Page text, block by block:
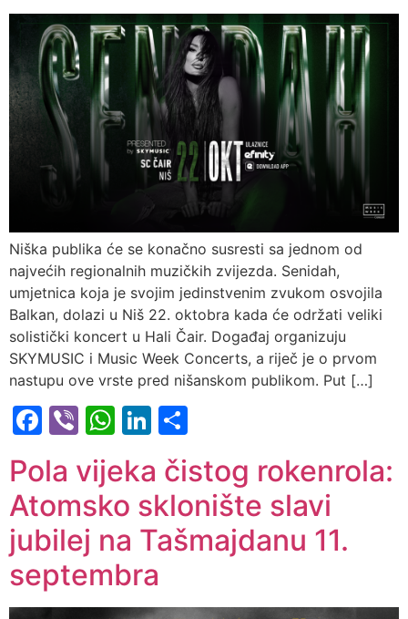
Niška publika će se konačno susresti sa jednom od
najvećih regionalnih muzičkih zvijezda. Senidah,
umjetnica koja je svojim jedinstvenim zvukom osvojila
Balkan, dolazi u Niš 22. oktobra kada će održati veliki
solistički koncert u Hali Čair. Događaj organizuju
SKYMUSIC i Music Week Concerts, a riječ je o prvom
nastupu ove vrste pred nišanskom publikom. Put […]
Facebook
ViberWhatsApp
LinkedIn
Pola vijeka čistog rokenrola:
Atomsko sklonište slavi
jubilej na Tašmajdanu 11.
septembra